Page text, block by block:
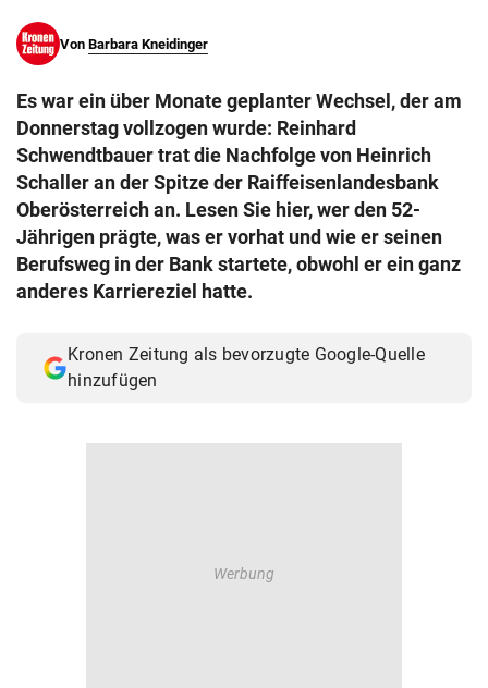
Von Barbara Kneidinger
Es war ein über Monate geplanter Wechsel, der am
Donnerstag vollzogen wurde: Reinhard
Schwendtbauer trat die Nachfolge von Heinrich
Schaller an der Spitze der Raiffeisenlandesbank
Oberösterreich an. Lesen Sie hier, wer den 52-
Jährigen prägte, was er vorhat und wie er seinen
Berufsweg in der Bank startete, obwohl er ein ganz
anderes Karriereziel hatte.
Kronen Zeitung als bevorzugte Google-Quelle
hinzufügen